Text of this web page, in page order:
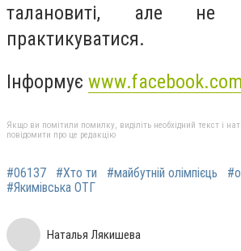
талановиті, але
практикуватися.
Інформує www.facebook.com
Якщо ви помітили помилку, виділіть необхідний текст і
повідомити про це редакцію
#06137 #Хто ти #майбутній олімпієць
#Якимівська ОТГ
Наталья Лякишева